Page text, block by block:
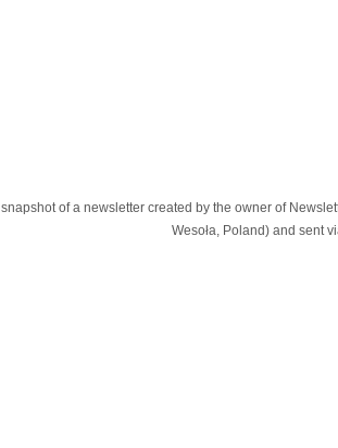
of a newsletter created by the owner of
Wesoła, Poland) and sent